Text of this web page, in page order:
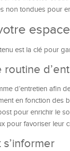
non tondues pour
est la clé pour
d’entretien afin
en fonction des
pour enrichir le
pour favoriser leur